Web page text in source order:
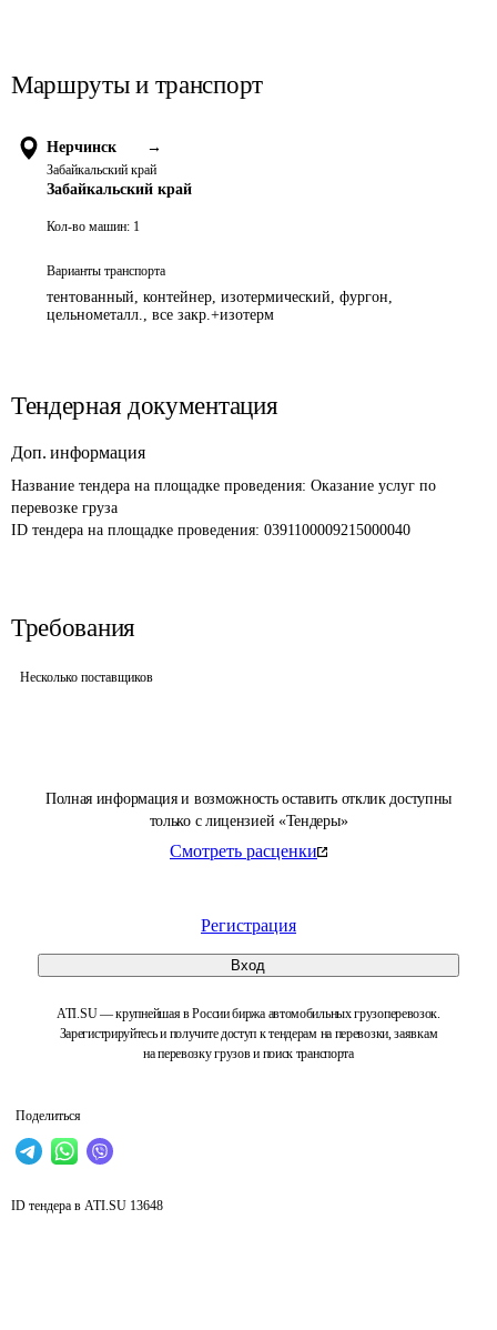
Полная информация и возможность оставить отклик доступны
только с лицензией «Тендеры»
Смотреть расценки
Регистрация
Вход
ATI.SU — крупнейшая в России биржа автомобильных грузоперевозок.
Зарегистрируйтесь и получите доступ к тендерам на перевозки, заявкам
на перевозку грузов и поиск транспорта
Поделиться
Маршруты и транспорт
Нерчинск →
Забайкальский край
Забайкальский край
Кол-во машин: 1
Варианты транспорта
тентованный, контейнер, изотермический, фургон,
цельнометалл., все закр.+изотерм
Тендерная документация
Доп. информация
Название тендера на площадке проведения: Оказание услуг по
перевозке груза
ID тендера на площадке проведения: 0391100009215000040
Требования
Несколько поставщиков
ID тендера в ATI.SU 13648